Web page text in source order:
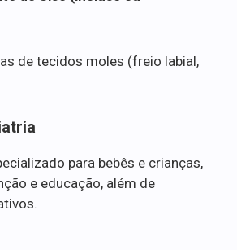
de tecidos moles (freio labial,
para bebês e crianças,
e educação, além de